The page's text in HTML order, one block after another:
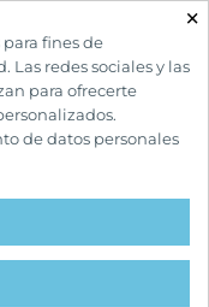
favorite
×
fines de
redes sociales y las
para ofrecerte
de datos personales